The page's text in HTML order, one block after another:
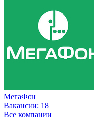
МегаФон
Вакансии: 18
Все компании